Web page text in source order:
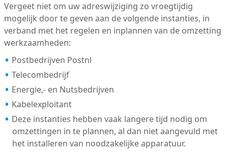
Vergeet niet om uw adreswijziging zo vroegtijdig
mogelijk door te geven aan de volgende instanties, in
verband met het regelen en inplannen van de omzetting
werkzaamheden:
Postbedrijven Postnl
Telecombedrijf
Energie,- en Nutsbedrijven
Kabelexploitant
Deze instanties hebben vaak langere tijd nodig om
omzettingen in te plannen, al dan niet aangevuld met
het installeren van noodzakelijke apparatuur.